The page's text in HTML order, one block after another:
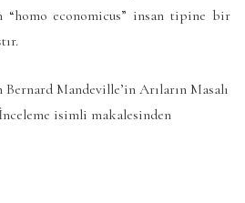
“homo economicus” insan tipine bir
Mandeville’in Arıların Masalı
isimli makalesinden